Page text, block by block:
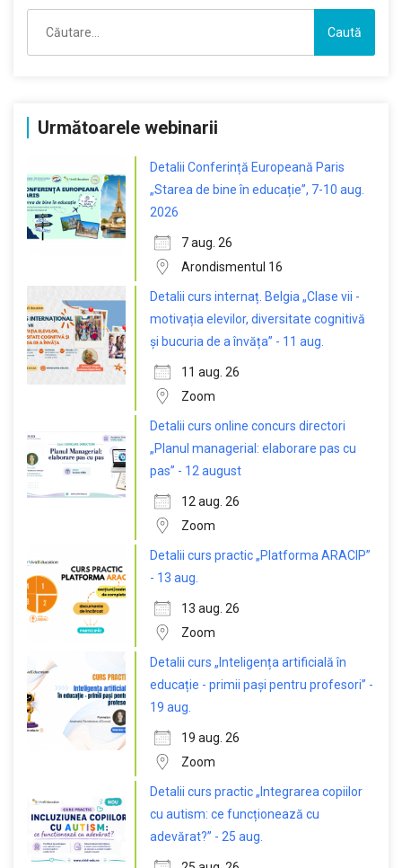
după:
Următoarele webinarii
Detalii Conferință Europeană Paris
„Starea de bine în educație”, 7-10 aug.
2026
7 aug. 26
Arondismentul 16
Detalii curs internaț. Belgia „Clase vii -
motivația elevilor, diversitate cognitivă
și bucuria de a învăța” - 11 aug.
11 aug. 26
Zoom
Detalii curs online concurs directori
„Planul managerial: elaborare pas cu
pas” - 12 august
12 aug. 26
Zoom
Detalii curs practic „Platforma ARACIP”
- 13 aug.
13 aug. 26
Zoom
Detalii curs „Inteligența artificială în
educație - primii pași pentru profesori” -
19 aug.
19 aug. 26
Zoom
Detalii curs practic „Integrarea copiilor
cu autism: ce funcționează cu
adevărat?” - 25 aug.